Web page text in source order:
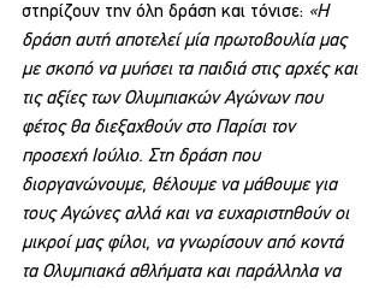
στηρίζουν την όλη δράση και τόνισε: «Η
δράση αυτή αποτελεί μία πρωτοβουλία μας
με σκοπό να μυήσει τα παιδιά στις αρχές και
τις αξίες των Ολυμπιακών Αγώνων που
φέτος θα διεξαχθούν στο Παρίσι τον
προσεχή Ιούλιο. Στη δράση που
διοργανώνουμε, θέλουμε να μάθουμε για
τους Αγώνες αλλά και να ευχαριστηθούν οι
μικροί μας φίλοι, να γνωρίσουν από κοντά
τα Ολυμπιακά αθλήματα και παράλληλα να